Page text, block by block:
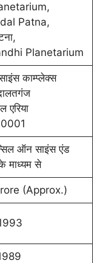
Patna,
Planetarium
काम्प्लेक्स
एरिया
ऑन साइंस एंड
माध्यम से
(Approx.)